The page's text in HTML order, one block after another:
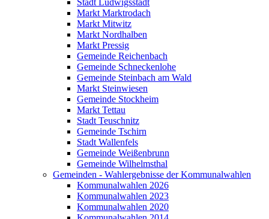
Stadt Ludwigsstadt
Markt Marktrodach
Markt Mitwitz
Markt Nordhalben
Markt Pressig
Gemeinde Reichenbach
Gemeinde Schneckenlohe
Gemeinde Steinbach am Wald
Markt Steinwiesen
Gemeinde Stockheim
Markt Tettau
Stadt Teuschnitz
Gemeinde Tschirn
Stadt Wallenfels
Gemeinde Weißenbrunn
Gemeinde Wilhelmsthal
Gemeinden - Wahlergebnisse der Kommunalwahlen
Kommunalwahlen 2026
Kommunalwahlen 2023
Kommunalwahlen 2020